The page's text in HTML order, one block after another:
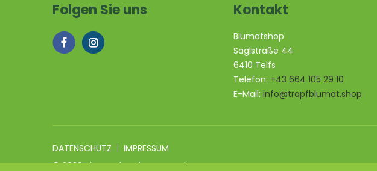
Folgen Sie uns Kontakt
Blumatshop
Saglstraße 44
6410 Telfs
Telefon: +43 664 105 29 10
E-Mail: info@tropfblumat.shop
DATENSCHUTZ
IMPRESSUM
© 2020 Blumatshop | m+m werbeagentur